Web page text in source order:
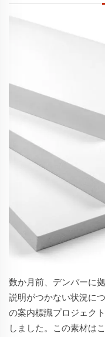
数か月前、デンバーに
説明がつかない状況に
の案内標識プロジェク
しました。この素材は